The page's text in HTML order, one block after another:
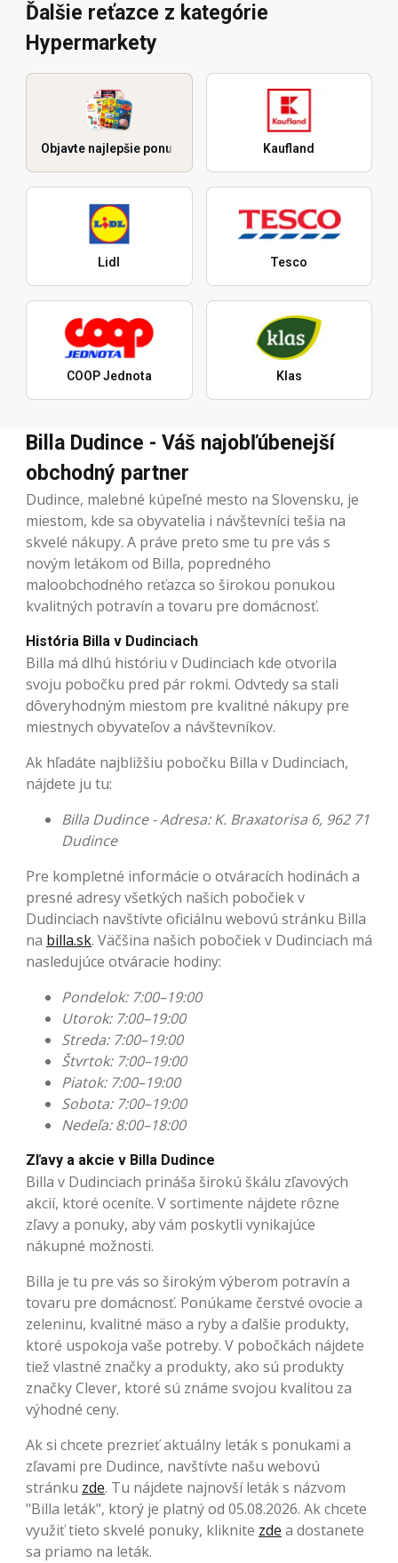
Ďalšie reťazce z kategórie
Hypermarkety
Objavte najlepšie ponuky Kaufland
Lidl Tesco
COOP Jednota Klas
Billa Dudince - Váš najobľúbenejší
obchodný partner
Dudince, malebné kúpeľné mesto na Slovensku, je
miestom, kde sa obyvatelia i návštevníci tešia na
skvelé nákupy. A práve preto sme tu pre vás s
novým letákom od Billa, popredného
maloobchodného reťazca so širokou ponukou
kvalitných potravín a tovaru pre domácnosť.
História Billa v Dudinciach
Billa má dlhú históriu v Dudinciach kde otvorila
svoju pobočku pred pár rokmi. Odvtedy sa stali
dôveryhodným miestom pre kvalitné nákupy pre
miestnych obyvateľov a návštevníkov.
Ak hľadáte najbližšiu pobočku Billa v Dudinciach,
nájdete ju tu:
Billa Dudince - Adresa: K. Braxatorisa 6, 962 71
Dudince
Pre kompletné informácie o otváracích hodinách a
presné adresy všetkých našich pobočiek v
Dudinciach navštívte oficiálnu webovú stránku Billa
na billa.sk. Väčšina našich pobočiek v Dudinciach má
nasledujúce otváracie hodiny:
Pondelok: 7:00–19:00
Utorok: 7:00–19:00
Streda: 7:00–19:00
Štvrtok: 7:00–19:00
Piatok: 7:00–19:00
Sobota: 7:00–19:00
Nedeľa: 8:00–18:00
Zľavy a akcie v Billa Dudince
Billa v Dudinciach prináša širokú škálu zľavových
akcií, ktoré oceníte. V sortimente nájdete rôzne
zľavy a ponuky, aby vám poskytli vynikajúce
nákupné možnosti.
Billa je tu pre vás so širokým výberom potravín a
tovaru pre domácnosť. Ponúkame čerstvé ovocie a
zeleninu, kvalitné mäso a ryby a ďalšie produkty,
ktoré uspokoja vaše potreby. V pobočkách nájdete
tiež vlastné značky a produkty, ako sú produkty
značky Clever, ktoré sú známe svojou kvalitou za
výhodné ceny.
Ak si chcete prezrieť aktuálny leták s ponukami a
zľavami pre Dudince, navštívte našu webovú
stránku zde. Tu nájdete najnovší leták s názvom
"Billa leták", ktorý je platný od 05.08.2026. Ak chcete
využiť tieto skvelé ponuky, kliknite zde a dostanete
sa priamo na leták.